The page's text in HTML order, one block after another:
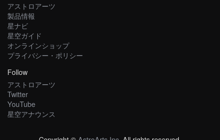
アストロアーツ
製品情報
星ナビ
星空ガイド
オンラインショップ
プライバシー・ポリシー
Follow
アストロアーツ
Twitter
YouTube
星空アナウンス